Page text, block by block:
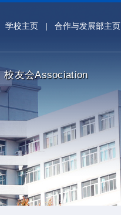
学校主页 | 合作与发展部主页
校友会Association